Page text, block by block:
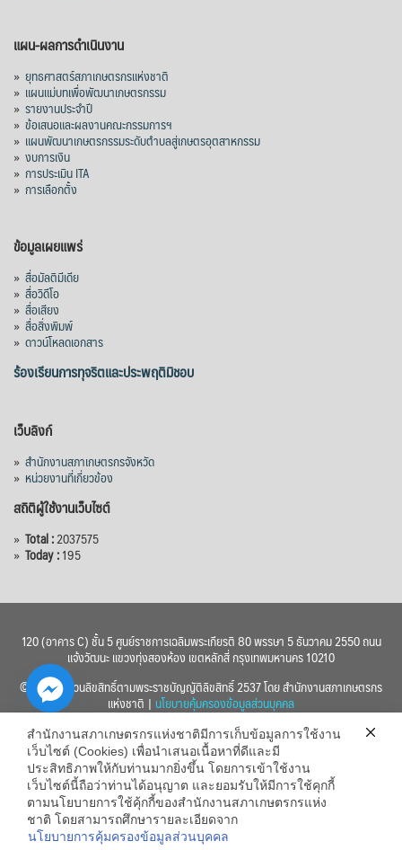
แผน-ผลการดำเนินงาน
» ยุทธศาสตร์สภาเกษตรกรแห่งชาติ
» แผนแม่บทเพื่อพัฒนาเกษตรกรรม
» รายงานประจำปี
» ข้อเสนอและผลงานคณะกรรมการฯ
» แผนพัฒนาเกษตรกรรมระดับตำบลสู่เกษตรอุตสาหกรรม
» งบการเงิน
» การประเมิน ITA
» การเลือกตั้ง
ข้อมูลเผยแพร่
» สื่อมัลติมีเดีย
» สื่อวิดีโอ
» สื่อเสียง
» สื่อสิ่งพิมพ์
» ดาวน์โหลดเอกสาร
ร้องเรียนการทุจริตและประพฤติมิชอบ
เว็บลิงก์
» สำนักงานสภาเกษตรกรจังหวัด
» หน่วยงานที่เกี่ยวข้อง
สถิติผู้ใช้งานเว็บไซต์
» Total :2037575
» Today :195
120 (อาคาร C) ชั้น 5 ศูนย์ราชการเฉลิมพระเกียรติ 80 พรรษา 5 ธันวาคม 2550 ถนน
แจ้งวัฒนะ แขวงทุ่งสองห้อง เขตหลักสี่ กรุงเทพมหานคร 10210
© 2560 สงวนลิขสิทธิ์ตามพระราชบัญญัติลิขสิทธิ์ 2537 โดย สำนักงานสภาเกษตรกร
แห่งชาติ | นโยบายคุ้มครองข้อมูลส่วนบุคคล
สำนักงานสภาเกษตรกรแห่งชาติมีการเก็บข้อมูลการใช้งาน
เว็บไซต์ (Cookies) เพื่อนำเสนอเนื้อหาที่ดีและมี
ประสิทธิภาพให้กับท่านมากยิ่งขึ้น โดยการเข้าใช้งาน
เว็บไซต์นี้ถือว่าท่านได้อนุญาต และยอมรับให้มีการใช้คุกกี้
ตามนโยบายการใช้คุ้กกี้ของสำนักงานสภาเกษตรกรแห่ง
ชาติ โดยสามารถศึกษารายละเอียดจาก
นโยบายการคุ้มครองข้อมูลส่วนบุคคล
Hide
chaty